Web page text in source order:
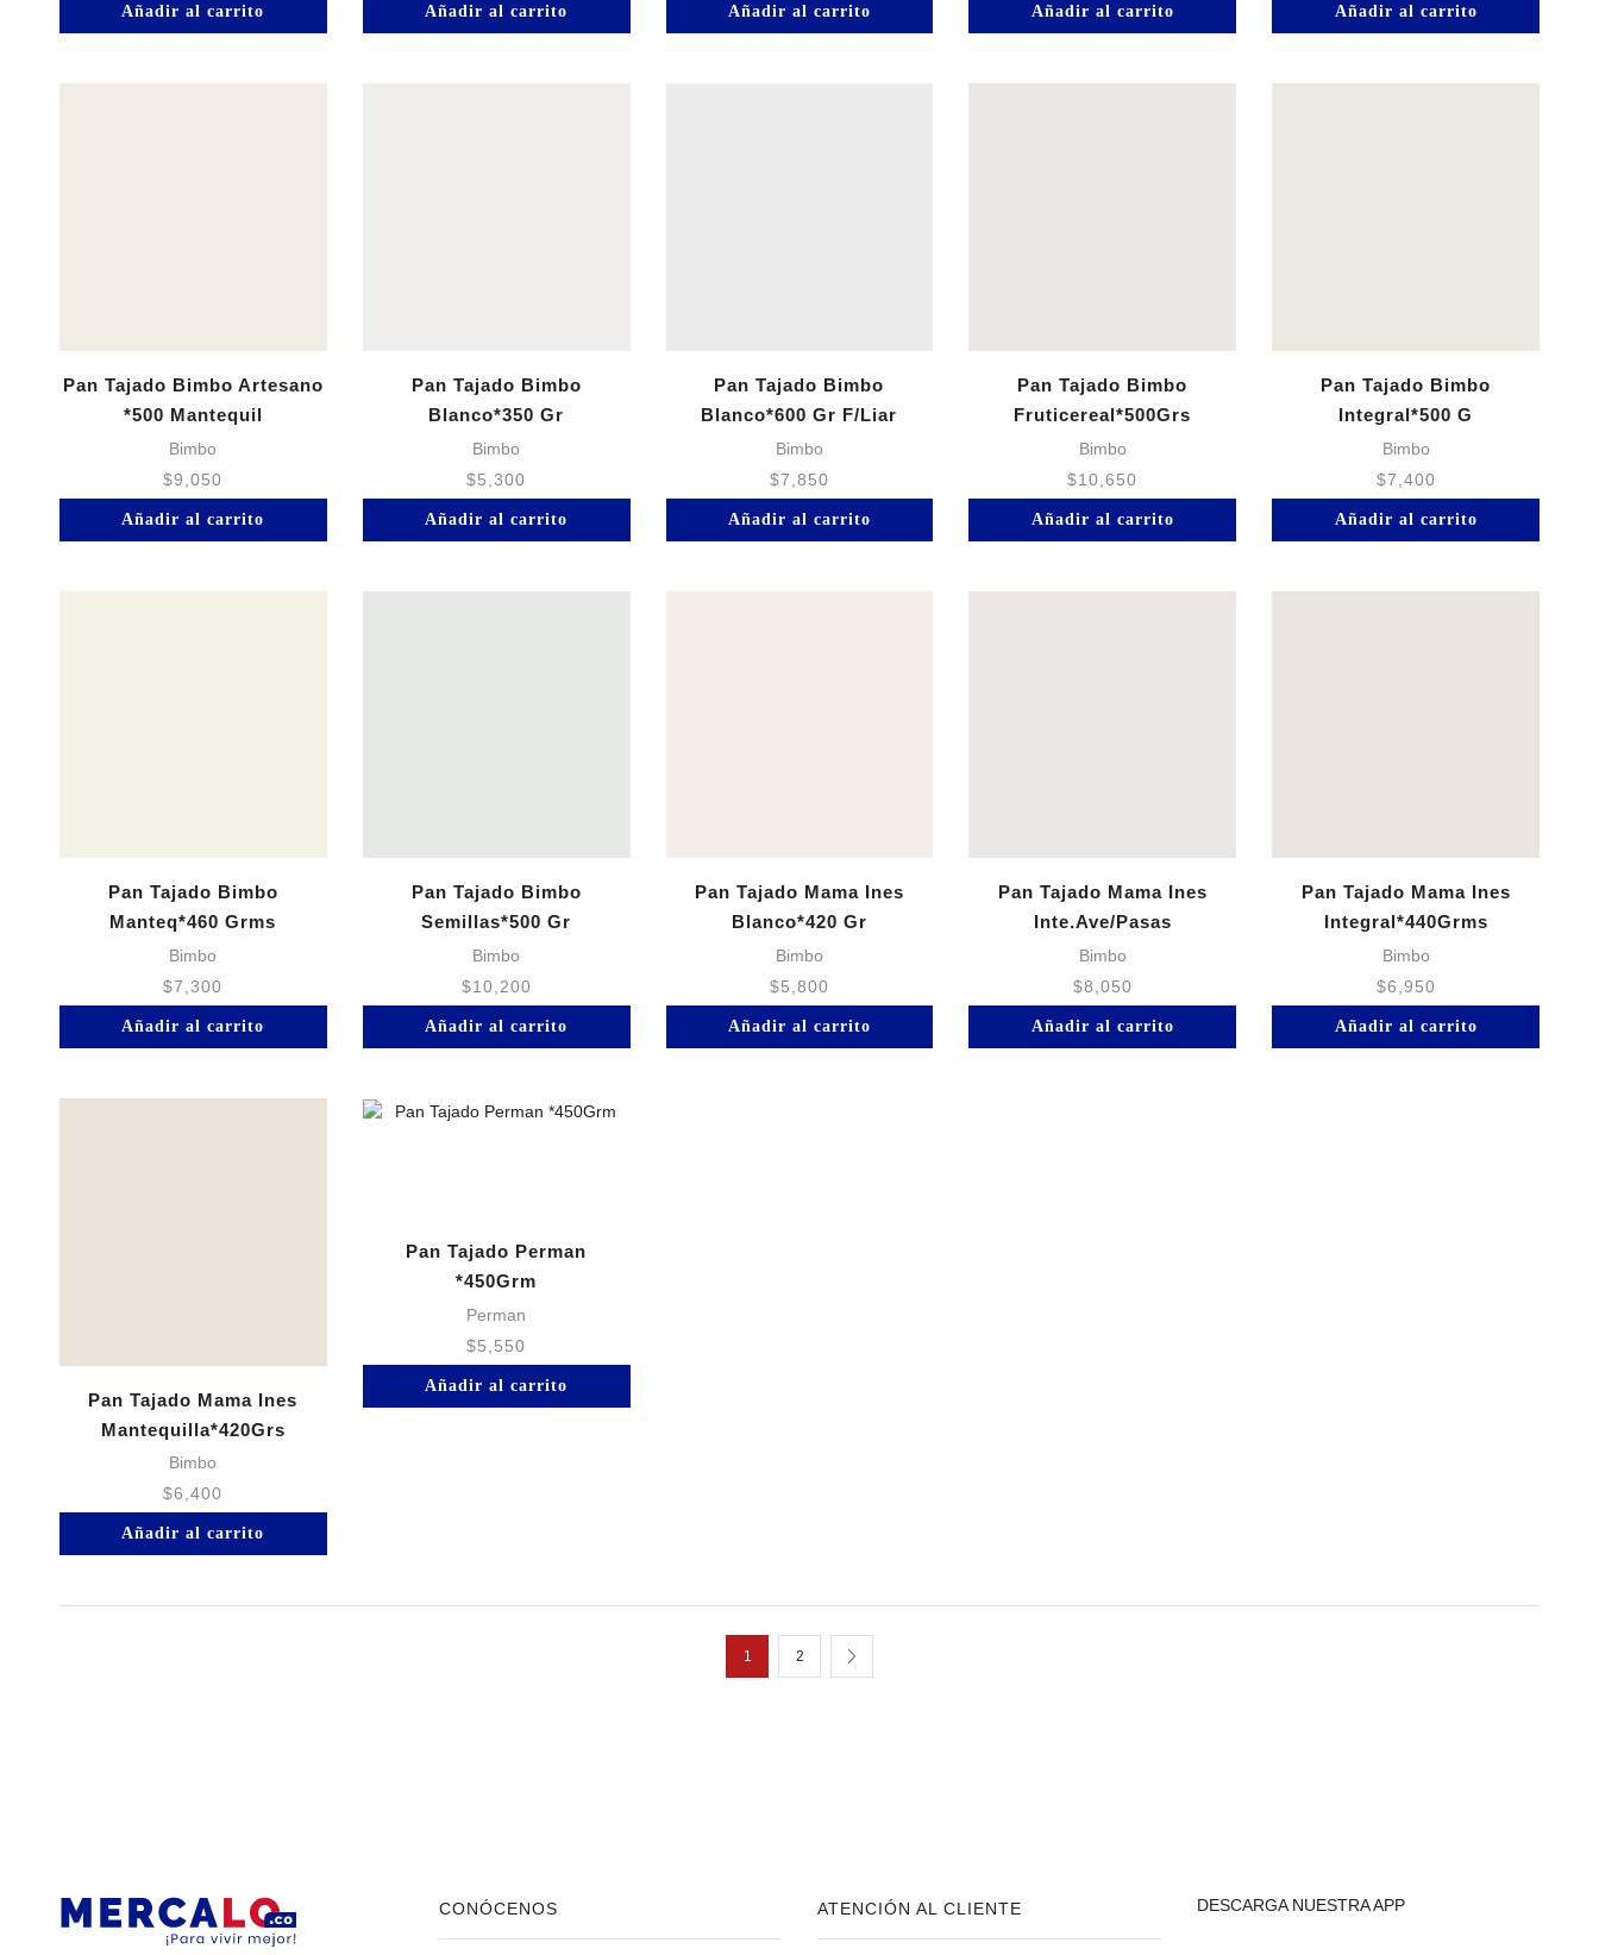
Añadir al carrito Añadir al carrito Añadir al carrito Añadir al carrito Añadir al carrito
Pan Tajado Bimbo Artesano
*500 Mantequil
Bimbo
$9,050
Añadir al carrito
Pan Tajado Bimbo
Blanco*350 Gr
Bimbo
$5,300
Añadir al carrito
Pan Tajado Bimbo
Blanco*600 Gr F/Liar
Bimbo
$7,850
Añadir al carrito
Pan Tajado Bimbo
Fruticereal*500Grs
Bimbo
$10,650
Añadir al carrito
Pan Tajado Bimbo
Integral*500 G
Bimbo
$7,400
Añadir al carrito
Pan Tajado Bimbo
Manteq*460 Grms
Bimbo
$7,300
Añadir al carrito
Pan Tajado Bimbo
Semillas*500 Gr
Bimbo
$10,200
Añadir al carrito
Pan Tajado Mama Ines
Blanco*420 Gr
Bimbo
$5,800
Añadir al carrito
Pan Tajado Mama Ines
Inte.Ave/Pasas
Bimbo
$8,050
Añadir al carrito
Pan Tajado Mama Ines
Integral*440Grms
Bimbo
$6,950
Añadir al carrito
Pan Tajado Mama Ines
Mantequilla*420Grs
Bimbo
$6,400
Añadir al carrito
Pan Tajado Perman
*450Grm
Perman
$5,550
Añadir al carrito
1 2
CONÓCENOS ATENCIÓN AL CLIENTE DESCARGA NUESTRA APP